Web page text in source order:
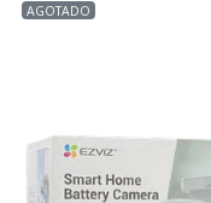
AGOTADO